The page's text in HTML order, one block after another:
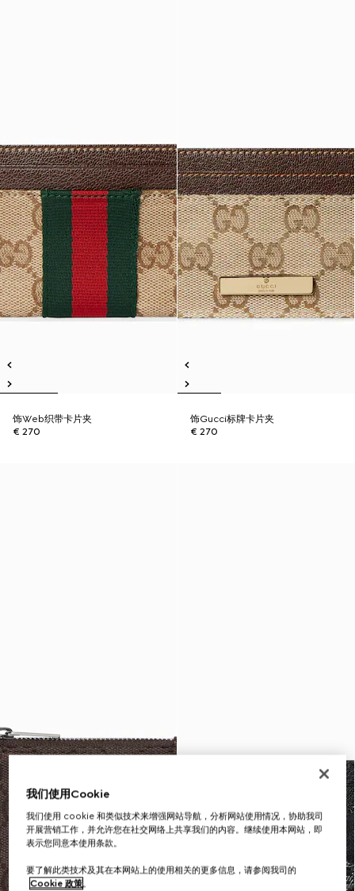
饰Web织带卡片夹
€ 270
饰Gucci标牌卡片夹
€ 270
我们使用Cookie
我们使用 cookie 和类似技术来增强网站导航，分析网站使用情况，协助我司
开展营销工作，并允许您在社交网络上共享我们的内容。继续使用本网站，即
表示您同意本使用条款。
要了解此类技术及其在本网站上的使用相关的更多信息，请参阅我司的
Cookie 政策。